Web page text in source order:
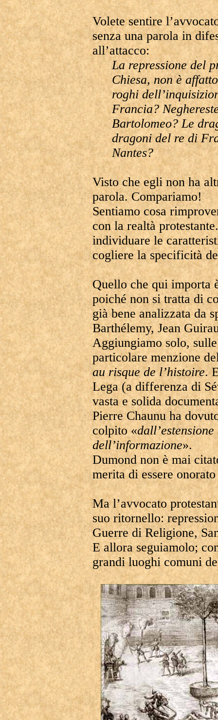
Volete sentire
senza una parola in
all’attacco:
La repressione del
Chiesa, non è
roghi
Francia?
Bartolomeo? Le
dragoni del re di
Nantes?
Visto che egli non ha
parola. Compariamo!
Sentiamo cosa
con la realtà
individuare le
cogliere la specificità
Quello che qui importa
poiché non si tratta di
già bene analizzata da
Barthélemy, Jean
Aggiungiamo solo,
particolare menzione
au risque de l’histoire.
Lega (a differenza di
vasta e solida
Pierre Chaunu ha
colpito «
dell’informazione».
Dumond non è mai
merita di essere
Ma l’avvocato
suo ritornello:
Guerre di Religione,
E allora seguiamolo;
grandi luoghi comuni